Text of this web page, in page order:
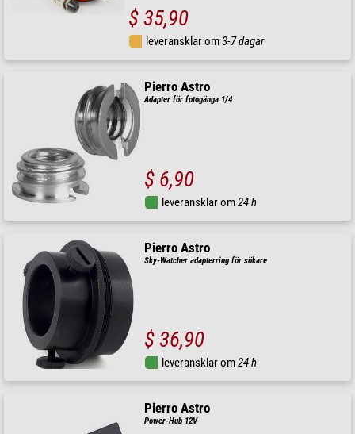
$ 35,90
leveransklar om3-7 dagar
Pierro Astro
Adapter för fotogänga 1/4
$ 6,90
leveransklar om24 h
Pierro Astro
Sky-Watcher adapterring för sökare
$ 36,90
leveransklar om24 h
Pierro Astro
Power-Hub 12V